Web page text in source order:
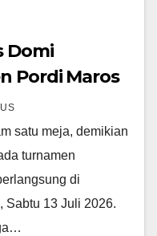
Domi
Pordi Maros
satu meja, demikian
turnamen
di
Sabtu 13 Juli 2026.